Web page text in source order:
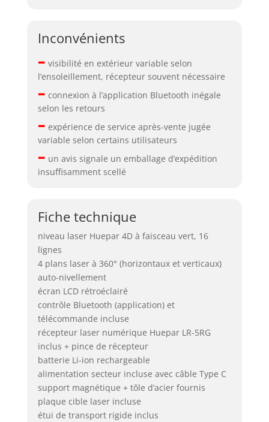
Inconvénients
– visibilité en extérieur variable selon
l’ensoleillement, récepteur souvent nécessaire
– connexion à l’application Bluetooth inégale
selon les retours
– expérience de service après-vente jugée
variable selon certains utilisateurs
– un avis signale un emballage d’expédition
insuffisamment scellé
Fiche technique
niveau laser Huepar 4D à faisceau vert, 16
lignes
4 plans laser à 360° (horizontaux et verticaux)
auto-nivellement
écran LCD rétroéclairé
contrôle Bluetooth (application) et
télécommande incluse
récepteur laser numérique Huepar LR-5RG
inclus + pince de récepteur
batterie Li-ion rechargeable
alimentation secteur incluse avec câble Type C
support magnétique + tôle d’acier fournis
plaque cible laser incluse
étui de transport rigide inclus